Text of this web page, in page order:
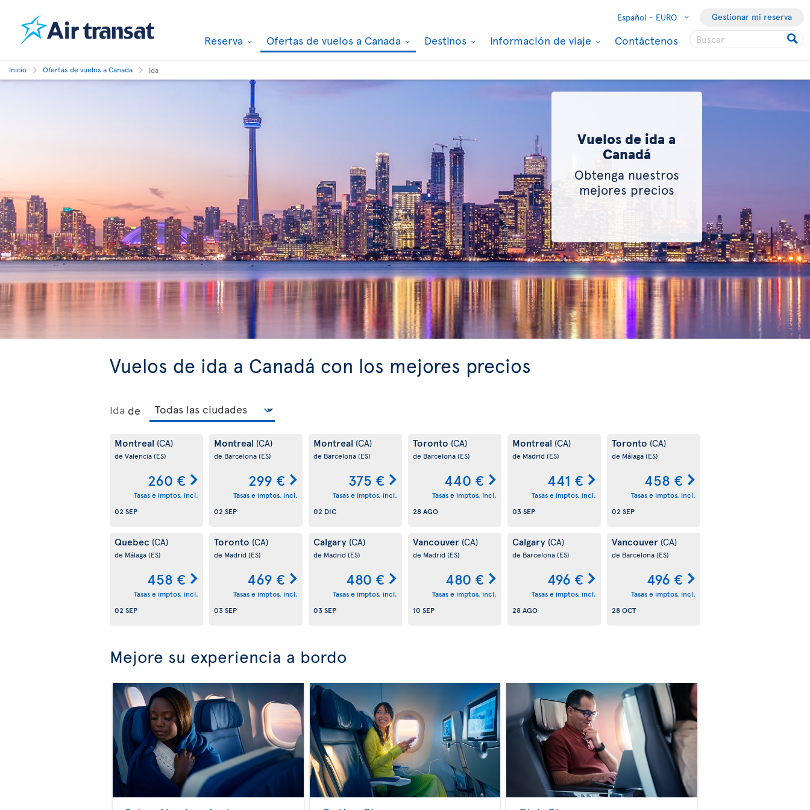
Español - EURO Gestionar mi reserva
Reserva Ofertas de vuelos a Canada Destinos Información de viaje Contáctenos
Inicio Ofertas de vuelos a Canada Ida
Vuelos de ida a
Canadá
Obtenga nuestros
mejores precios
Vuelos de ida a Canadá con los mejores precios
Ida de
Montreal (CA)
de Valencia(ES)
260 €
Tasas e imptos. incl.
02 SEP
Montreal (CA)
de Barcelona(ES)
299 €
Tasas e imptos. incl.
02 SEP
Montreal (CA)
de Barcelona(ES)
375 €
Tasas e imptos. incl.
02 DIC
Toronto (CA)
de Barcelona(ES)
440 €
Tasas e imptos. incl.
28 AGO
Montreal (CA)
de Madrid(ES)
441 €
Tasas e imptos. incl.
03 SEP
Toronto (CA)
de Málaga(ES)
458 €
Tasas e imptos. incl.
02 SEP
Quebec (CA)
de Málaga(ES)
458 €
Tasas e imptos. incl.
02 SEP
Toronto (CA)
de Madrid(ES)
469 €
Tasas e imptos. incl.
03 SEP
Calgary (CA)
de Madrid(ES)
480 €
Tasas e imptos. incl.
03 SEP
Vancouver (CA)
de Madrid(ES)
480 €
Tasas e imptos. incl.
10 SEP
Calgary (CA)
de Barcelona(ES)
496 €
Tasas e imptos. incl.
28 AGO
Vancouver (CA)
de Barcelona(ES)
496 €
Tasas e imptos. incl.
28 OCT
Mejore su experiencia a bordo